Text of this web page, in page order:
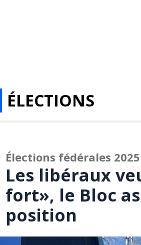
ÉLECTIONS
Élections fédérales 2025
Les libéraux
fort», le Bloc
position